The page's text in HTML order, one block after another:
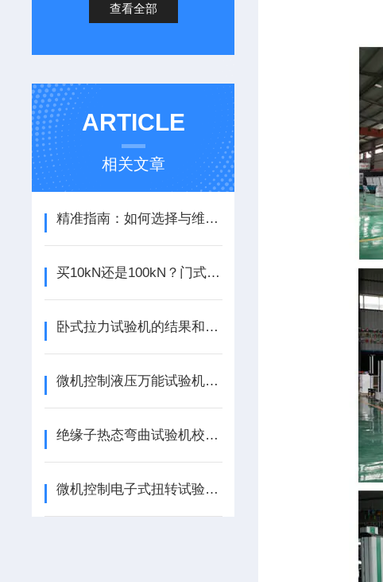
查看全部
ARTICLE
相关文章
精准指南：如何选择与维护一台可靠的金属拉伸试验机？
买10kN还是100kN？门式电子万能试验机选型指南与核心配置解析
卧式拉力试验机的结果和哪些方面有关
微机控制液压万能试验机——大载荷材料力学检测的工业基石
绝缘子热态弯曲试验机校准规程
微机控制电子式扭转试验机如何通过精度传感器与伺服系统提升测量精度